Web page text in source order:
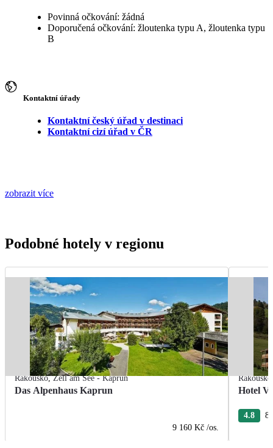
Povinná očkování: žádná
Doporučená očkování: žloutenka typu A, žloutenka typu
B
Kontaktní úřady
Kontaktní český úřad v destinaci
Kontaktní cizí úřad v ČR
zobrazit více
Podobné hotely v regionu
Rakousko,Zell am See - Kaprun
Das Alpenhaus Kaprun
9 160 Kč /os.
Rakousko
Hotel
4.8 8